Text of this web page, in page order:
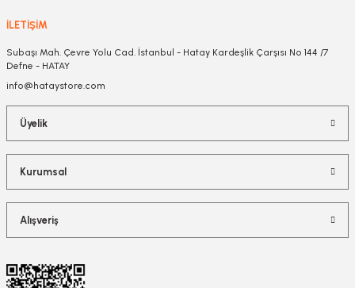
İLETİŞİM
Subaşı Mah. Çevre Yolu Cad. İstanbul - Hatay Kardeşlik Çarşısı No 144 /7
Defne - HATAY
info@hataystore.com
Üyelik
Kurumsal
Alışveriş